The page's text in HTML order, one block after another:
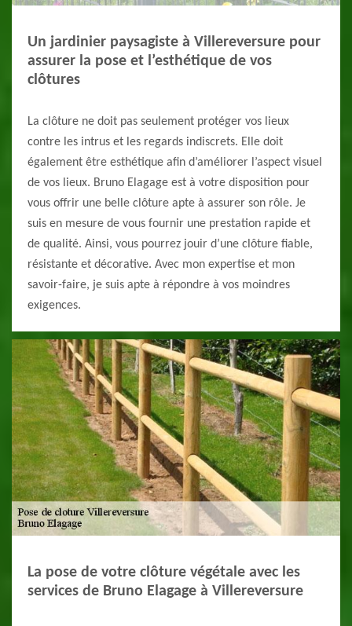
Un jardinier paysagiste à Villereversure pour
assurer la pose et l’esthétique de vos
clôtures
La clôture ne doit pas seulement protéger vos lieux
contre les intrus et les regards indiscrets. Elle doit
également être esthétique afin d’améliorer l’aspect visuel
de vos lieux. Bruno Elagage est à votre disposition pour
vous offrir une belle clôture apte à assurer son rôle. Je
suis en mesure de vous fournir une prestation rapide et
de qualité. Ainsi, vous pourrez jouir d’une clôture fiable,
résistante et décorative. Avec mon expertise et mon
savoir-faire, je suis apte à répondre à vos moindres
exigences.
La pose de votre clôture végétale avec les
services de Bruno Elagage à Villereversure